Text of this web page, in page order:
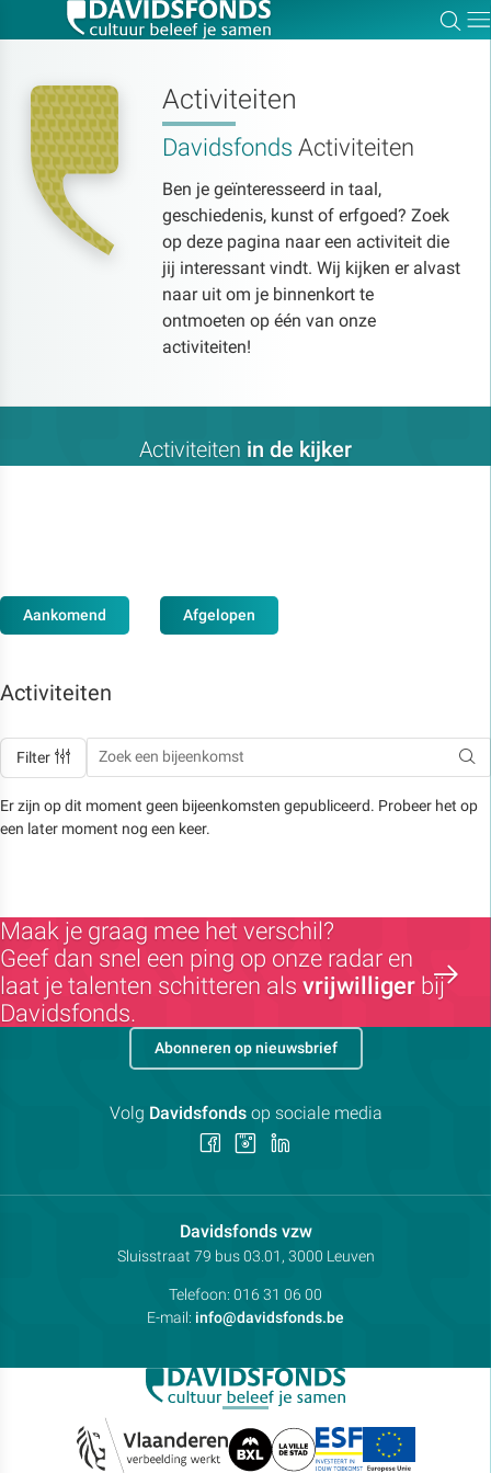
Activiteiten
Davidsfonds Activiteiten
Ben je geïnteresseerd in taal,
geschiedenis, kunst of erfgoed? Zoek
op deze pagina naar een activiteit die
jij interessant vindt. Wij kijken er alvast
naar uit om je binnenkort te
ontmoeten op één van onze
activiteiten!
Activiteiten in de kijker
Aankomend Afgelopen
Activiteiten
Filter
Er zijn op dit moment geen bijeenkomsten gepubliceerd. Probeer het op
een later moment nog een keer.
Maak je graag mee het verschil?
Geef dan snel een ping op onze radar en
laat je talenten schitteren als vrijwilliger bij
Davidsfonds.
Davidsfonds vzwContactpersoon:
Adres:
Sluisstraat 79 bus 03.01, 3000 Leuven
Telefoon: 016 31 06 00
E-mail: info@davidsfonds.be
Abonneren op nieuwsbrief
Volg Davidsfondsop sociale media
Volg Volg
Zoek:
Zoeken